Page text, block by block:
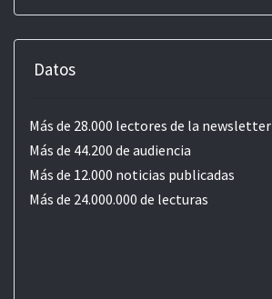
Datos
Más de 28.000 lectores de la newsletter
Más de 44.200 de audiencia
Más de 12.000 noticias publicadas
Más de 24.000.000 de lecturas